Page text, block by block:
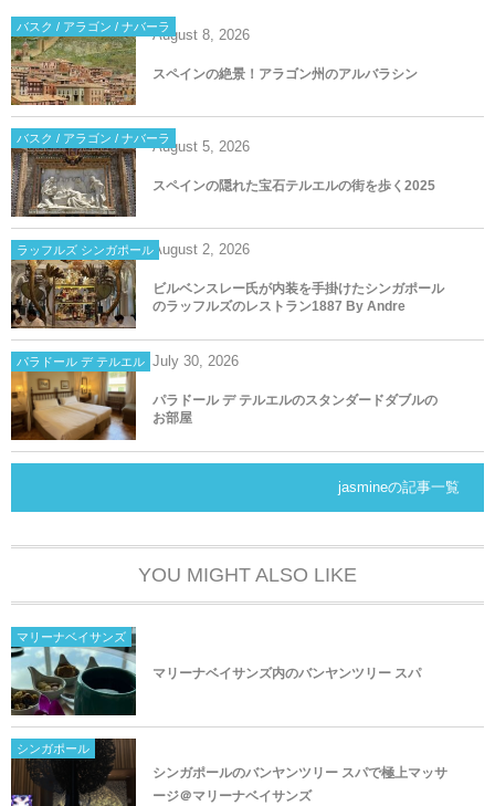
バスク / アラゴン / ナバーラAugust 8, 2026
スペインの絶景！アラゴン州のアルバラシン
バスク / アラゴン / ナバーラAugust 5, 2026
スペインの隠れた宝石テルエルの街を歩く2025
ラッフルズ シンガポールAugust 2, 2026
ビルベンスレー氏が内装を手掛けたシンガポール
のラッフルズのレストラン1887 By Andre
パラドール デ テルエル July 30, 2026
パラドール デ テルエルのスタンダードダブルの
お部屋
jasmineの記事一覧
YOU MIGHT ALSO LIKE
マリーナベイサンズ
マリーナベイサンズ内のバンヤンツリー スパ
シンガポール
シンガポールのバンヤンツリー スパで極上マッサ
ージ＠マリーナベイサンズ